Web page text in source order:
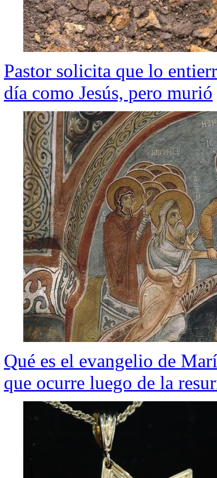
Pastor solicita que lo
día como Jesús, pero murió
Qué es el evangelio de
que ocurre luego de la